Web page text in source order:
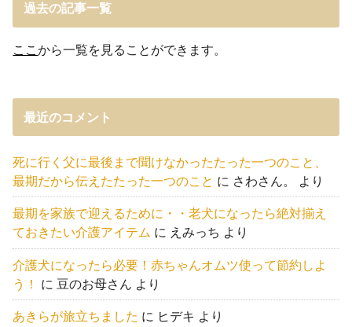
過去の記事一覧
ここから一覧を見ることができます。
最近のコメント
死に行く父に最後まで聞けなかったたった一つのこと、
最期だから伝えたたった一つのこと に さわさん。 より
最期を家族で迎えるために・・老犬になったら絶対揃え
ておきたい介護アイテム に えみっち より
介護犬になったら必要！赤ちゃんオムツ使って節約しよ
う！
に 豆のお母さん より
あきらが旅立ちました に ヒデキ より